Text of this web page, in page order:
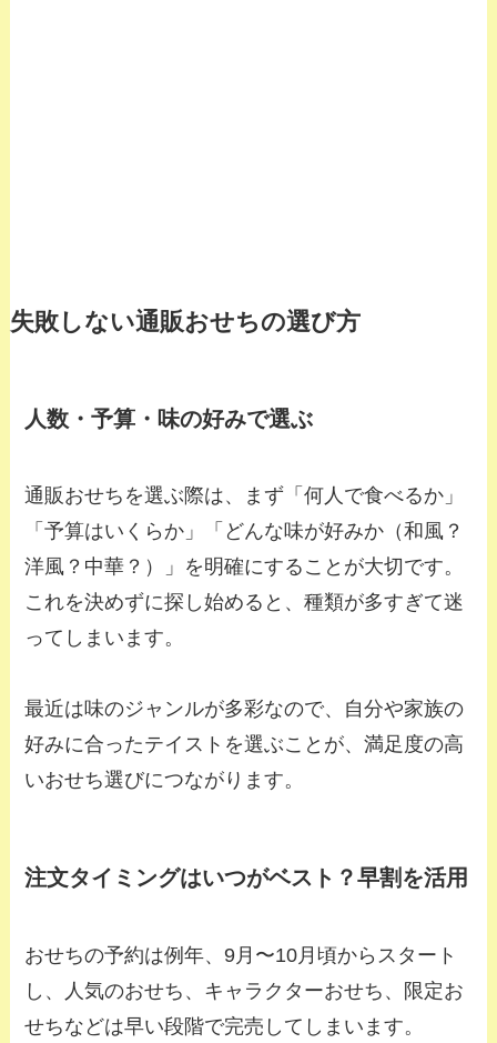
失敗しない通販おせちの選び方
人数・予算・味の好みで選ぶ
通販おせちを選ぶ際は、まず「何人で食べるか」
「予算はいくらか」「どんな味が好みか（和風？
洋風？中華？）」を明確にすることが大切です。
これを決めずに探し始めると、種類が多すぎて迷
ってしまいます。
最近は味のジャンルが多彩なので、自分や家族の
好みに合ったテイストを選ぶことが、満足度の高
いおせち選びにつながります。
注文タイミングはいつがベスト？早割を活用
おせちの予約は例年、9月〜10月頃からスタート
し、人気のおせち、キャラクターおせち、限定お
せちなどは早い段階で完売してしまいます。